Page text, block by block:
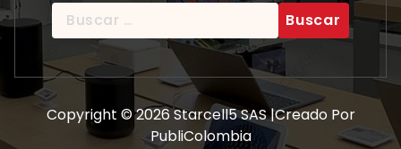
Buscar:
Copyright © 2026 Starcell5 SAS |Creado Por
PubliColombia